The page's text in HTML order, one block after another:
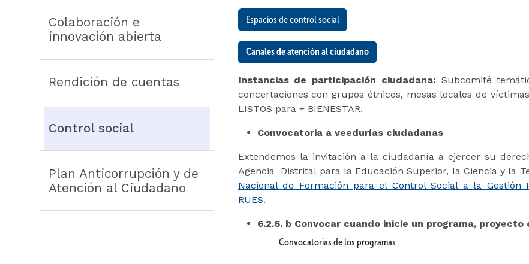
Colaboración e
innovación abierta
Rendición de cuentas
Control social
Plan Anticorrupción y de
Atención al Ciudadano
Espacios de control social
Canales de atención al ciudadano
Instancias de participación ciudadana: Subcomité
concertaciones con grupos étnicos, mesas locales de
LISTOS para + BIENESTAR.
Convocatoria a veedurías ciudadanas
Extendemos la invitación a la ciudadanía a ejercer su
Agencia Distrital para la Educación Superior, la Ciencia y la
Nacional de Formación para el Control Social a la Gestión
RUES.
6.2.6. b Convocar cuando inicie un programa,
Convocatorias de los programas